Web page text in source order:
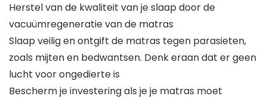
Herstel van de kwaliteit van je slaap door de
vacuümregeneratie van de matras
Slaap veilig en ontgift de matras tegen parasieten,
zoals mijten en bedwantsen. Denk eraan dat er geen
lucht voor ongedierte is
Bescherm je investering als je je matras moet